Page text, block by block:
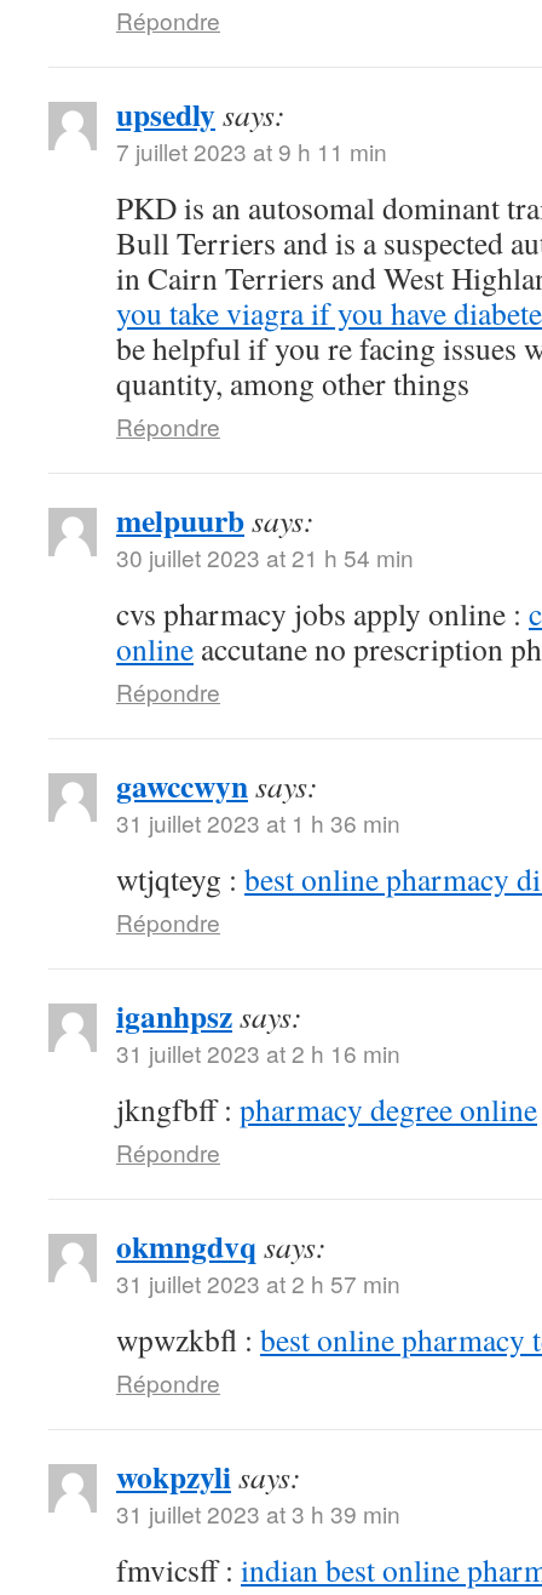
Répondre
upsedlysays:
7 juillet 2023 at 9 h 11 min
PKD is an autosomal dominant
Bull Terriers and is a suspected
in Cairn Terriers and West
you take viagra if you have
be helpful if you re facing issues
quantity, among other things
Répondre
melpuurbsays:
30 juillet 2023 at 21 h 54 min
cvs pharmacy jobs apply online :
online accutane no prescription
Répondre
gawccwynsays:
31 juillet 2023 at 1 h 36 min
wtjqteyg : best online pharmacy
Répondre
iganhpszsays:
31 juillet 2023 at 2 h 16 min
jkngfbff : pharmacy degree online
Répondre
okmngdvq says:
31 juillet 2023 at 2 h 57 min
wpwzkbfl : best online pharmacy
Répondre
wokpzylisays:
31 juillet 2023 at 3 h 39 min
fmvicsff : indian best online